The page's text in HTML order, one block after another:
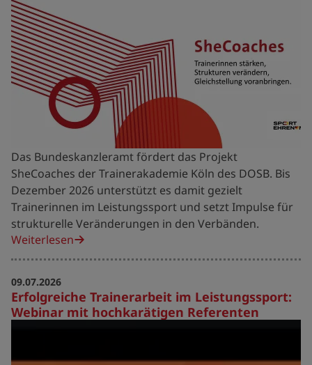
Das Bundeskanzleramt fördert das Projekt
SheCoaches der Trainerakademie Köln des DOSB. Bis
Dezember 2026 unterstützt es damit gezielt
Trainerinnen im Leistungssport und setzt Impulse für
strukturelle Veränderungen in den Verbänden.
Weiterlesen
Erfolgreiche Trainerarbeit im Leistungssport:
Webinar mit hochkarätigen Referenten
09.07.2026